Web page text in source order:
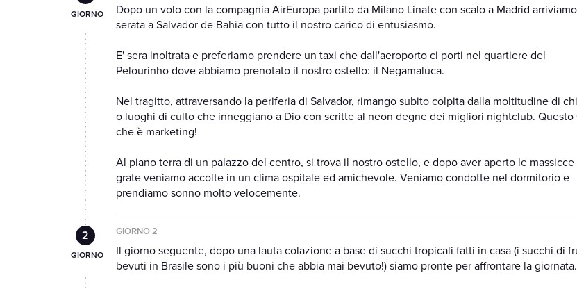
Dopo un volo con la compagnia AirEuropa partito da Milano Linate con scalo a Madrid
serata a Salvador de Bahia con tutto il nostro carico di entusiasmo.
E' sera inoltrata e preferiamo prendere un taxi che dall'aeroporto ci porti nel quartiere del
Pelourinho dove abbiamo prenotato il nostro ostello: il Negamaluca.
Nel tragitto, attraversando la periferia di Salvador, rimango subito colpita dalla moltitudine di
o luoghi di culto che inneggiano a Dio con scritte al neon degne dei migliori nightclub. Questo
che è marketing!
Al piano terra di un palazzo del centro, si trova il nostro ostello, e dopo aver aperto le massicce
grate veniamo accolte in un clima ospitale ed amichevole. Veniamo condotte nel dormitorio e
prendiamo sonno molto velocemente.
GIORNO 2
Il giorno seguente, dopo una lauta colazione a base di succhi tropicali fatti in casa (i succhi di
bevuti in Brasile sono i più buoni che abbia mai bevuto!) siamo pronte per affrontare la giornata.